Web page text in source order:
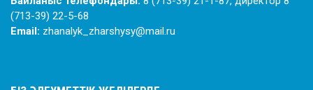
(713-39) 22-5-68
Email: zhanalyk_zharshysy@mail.ru